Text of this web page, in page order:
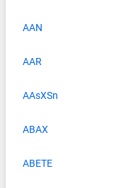
AAN
AAR
AAsXSn
ABAX
ABETE